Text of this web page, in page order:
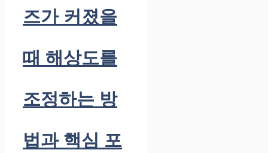
즈가 커졌을
때 해상도를
조정하는 방
법과 핵심 포